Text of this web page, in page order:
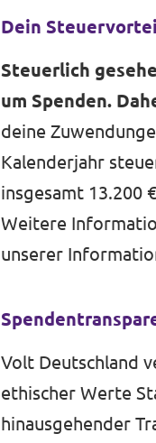
Dein
Steuerlich
um Spenden.
deine
Kalenderjahr
insgesamt 13.200
Weitere
unserer
Volt Deutschland
ethischer Werte
hinausgehender